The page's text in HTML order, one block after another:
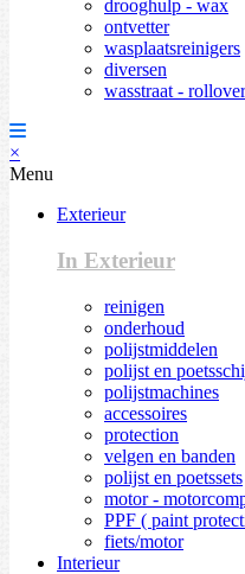
drooghulp - wax
ontvetter
wasplaatsreinigers
diversen
wasstraat - rollover
×
Menu
Exterieur
In Exterieur
reinigen
onderhoud
polijstmiddelen
polijst en
polijstmachines
accessoires
protection
velgen en banden
polijst en poetssets
motor -
PPF ( paint
fiets/motor
Interieur